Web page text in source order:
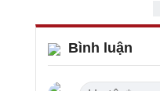
Bình luận